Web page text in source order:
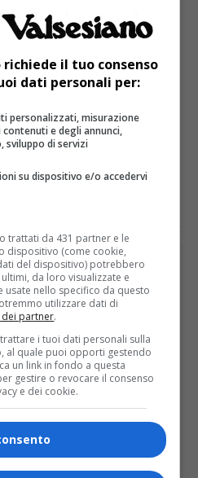
consegnato anche a
Boggini di Rossa e
VALSESIANE UNPLI
NE PENSI?
il tuo consenso
dati personali per:
personalizzati, misurazione
e degli annunci,
sviluppo di servizi
su dispositivo e/o accedervi
trattati da 431 partner e le
dispositivo (come cookie,
del dispositivo) potrebbero
da loro visualizzate e
usate nello specifico da questo
utilizzare dati di
dei partner.
i tuoi dati personali sulla
al quale puoi opporti gestendo
un link in fondo a questa
gestire o revocare il consenso
e dei cookie.